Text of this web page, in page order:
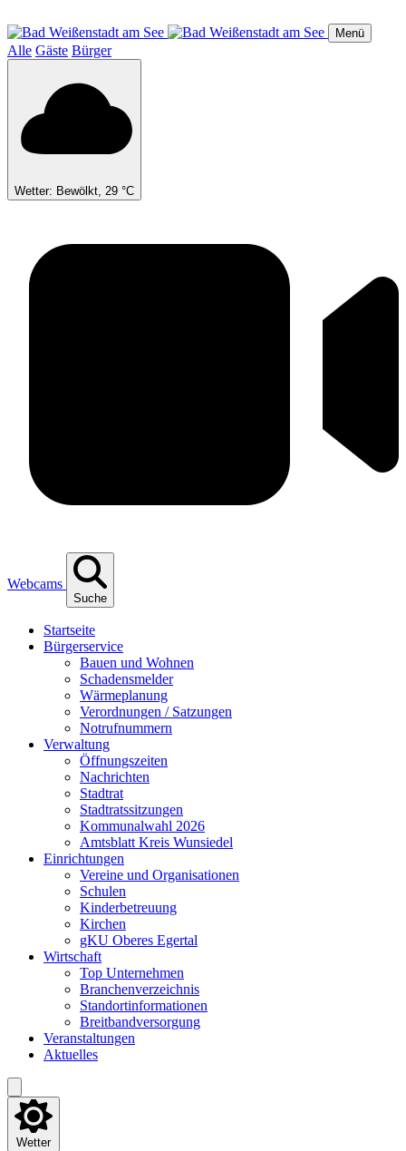
zum
Inhalt
Menü
Alle Gäste Bürger
Wetter: Bewölkt, 29 °C
Webcams
Suche
Start­sei­te
Bür­ger­ser­vice
Bau­en und Wohnen
Scha­dens­mel­der
Wär­me­pla­nung
Ver­ord­nun­gen / Satzungen
Not­ruf­num­mern
Ver­wal­tung
Öff­nungs­zei­ten
Nach­rich­ten
Stadt­rat
Stadt­rats­sit­zun­gen
Kom­mu­nal­wahl 2026
Amts­blatt Kreis Wunsiedel
Ein­rich­tun­gen
Ver­ei­ne und Organisationen
Schu­len
Kin­der­be­treu­ung
Kir­chen
gKU Obe­res Egertal
Wirt­schaft
Top Unter­neh­men
Bran­chen­ver­zeich­nis
Stand­ort­in­for­ma­tio­nen
Breit­band­ver­sor­gung
Ver­an­stal­tun­gen
Aktu­el­les
Wetter